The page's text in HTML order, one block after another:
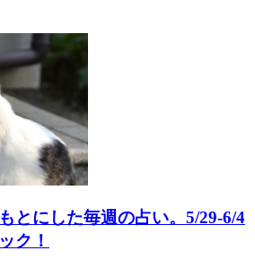
とにした毎週の占い。5/29-6/4
ク！